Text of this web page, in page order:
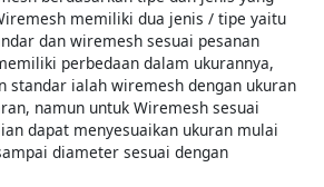
memiliki dua jenis / tipe yaitu
dan wiremesh sesuai pesanan
perbedaan dalam ukurannya,
standar ialah wiremesh dengan ukuran
namun untuk Wiremesh sesuai
dapat menyesuaikan ukuran mulai
diameter sesuai dengan